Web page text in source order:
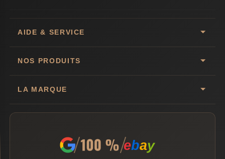
AIDE & SERVICE
NOS PRODUITS
LA MARQUE
ebay